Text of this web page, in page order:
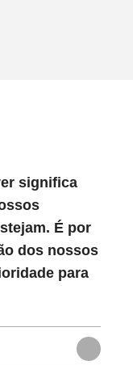
significa
É por
dos nossos
para